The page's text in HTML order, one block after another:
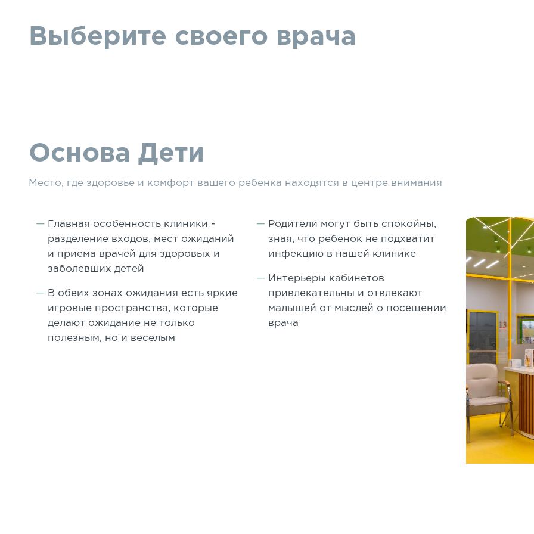
Выберите своего врача
Основа Дети
Место, где здоровье и комфорт вашего ребенка находятся в центре внимания
Главная особенность клиники -
разделение входов, мест ожиданий
и приема врачей для здоровых и
заболевших детей
В обеих зонах ожидания есть яркие
игровые пространства, которые
делают ожидание не только
полезным, но и веселым
Родители могут быть спокойны,
зная, что ребенок не подхватит
инфекцию в нашей клинике
Интерьеры кабинетов
привлекательны и отвлекают
малышей от мыслей о посещении
врача